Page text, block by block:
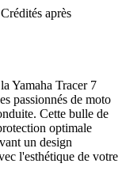
Crédités après
Yamaha Tracer 7
passionnés de moto
Cette bulle de
optimale
un design
l'esthétique de votre